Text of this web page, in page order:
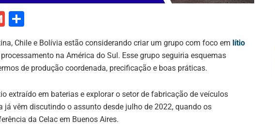
G
ai
l
ar
e
Chile e Bolívia estão considerando criar um grupo com foco em lítio
na América do Sul. Esse grupo seguiria esquemas
de produção coordenada, precificação e boas práticas.
extraído em baterias e explorar o setor de fabricação de veículos
já vêm discutindo o assunto desde julho de 2022, quando os
da Celac em Buenos Aires.